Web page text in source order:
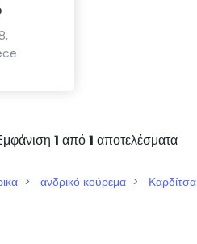
1 από1 αποτελέσματα
ανδρικό κούρεμα Καρδίτσα